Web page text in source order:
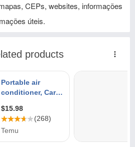
CEPs, websites, informações
úteis.